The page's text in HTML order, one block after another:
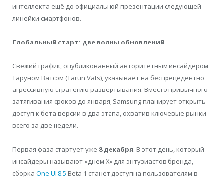
интеллекта ещё до официальной презентации следующей
линейки смартфонов.
Глобальный старт: две волны обновлений
Свежий график, опубликованный авторитетным инсайдером
Таруном Ватсом (Tarun Vats), указывает на беспрецедентно
агрессивную стратегию развертывания. Вместо привычного
затягивания сроков до января, Samsung планирует открыть
доступ к бета-версии в два этапа, охватив ключевые рынки
всего за две недели.
Первая фаза стартует уже 8 декабря. В этот день, который
инсайдеры называют «днем Х» для энтузиастов бренда,
сборка One UI 8.5 Beta 1 станет доступна пользователям в